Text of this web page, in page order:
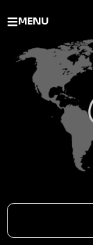
MENU